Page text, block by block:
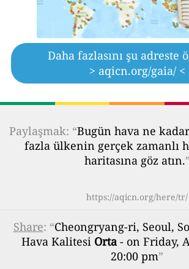
Daha fazlasını şu adreste
> aqicn.org/gaia/ <
Paylaşmak: “Bugün hava ne
fazla ülkenin gerçek zamanlı
haritasına göz atın.”
https://aqicn.org/here/tr/
Share: “Cheongryang-ri, Seoul,
Hava Kalitesi Orta- on Friday,
20:00 pm”